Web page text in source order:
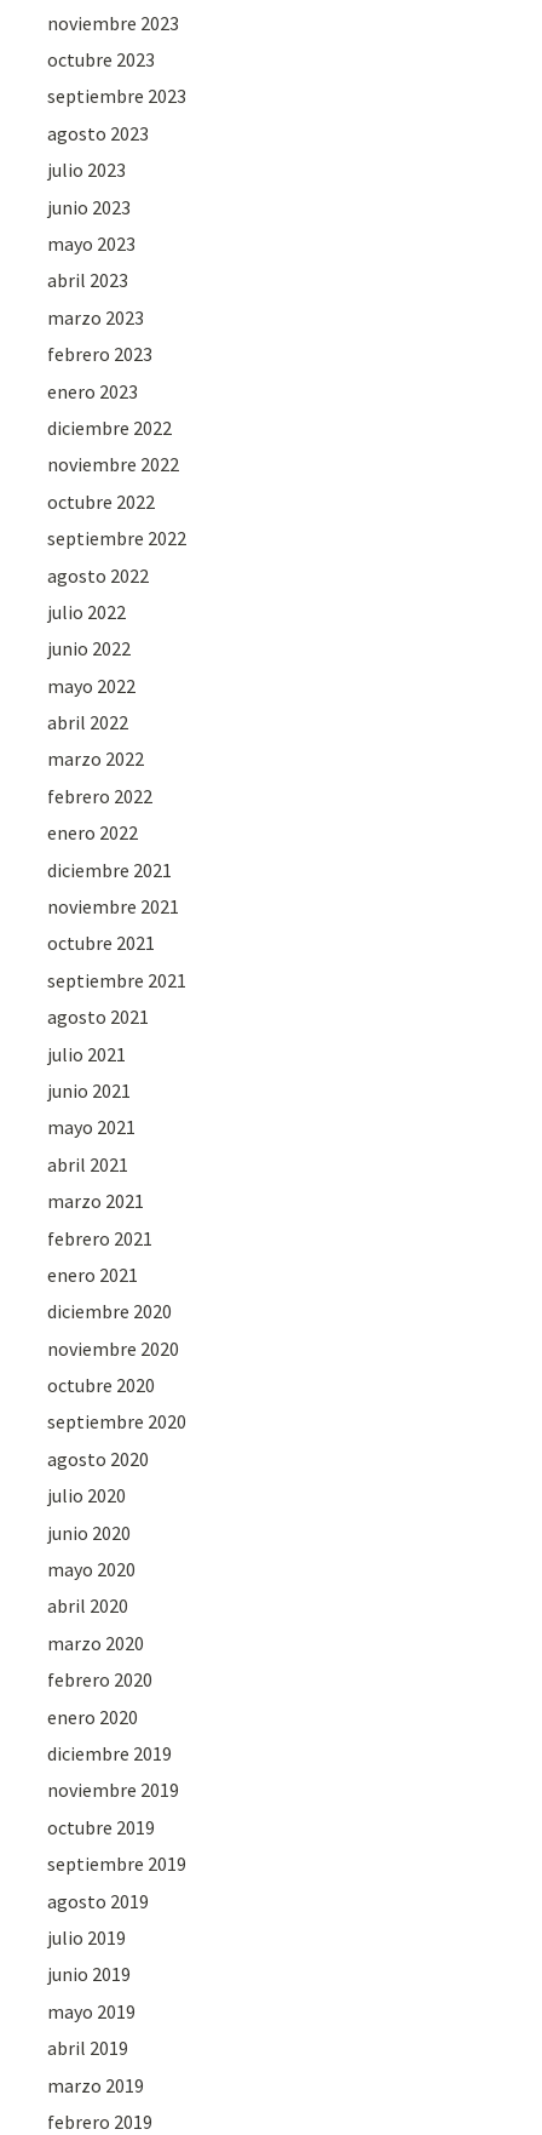
noviembre 2023
octubre 2023
septiembre 2023
agosto 2023
julio 2023
junio 2023
mayo 2023
abril 2023
marzo 2023
febrero 2023
enero 2023
diciembre 2022
noviembre 2022
octubre 2022
septiembre 2022
agosto 2022
julio 2022
junio 2022
mayo 2022
abril 2022
marzo 2022
febrero 2022
enero 2022
diciembre 2021
noviembre 2021
octubre 2021
septiembre 2021
agosto 2021
julio 2021
junio 2021
mayo 2021
abril 2021
marzo 2021
febrero 2021
enero 2021
diciembre 2020
noviembre 2020
octubre 2020
septiembre 2020
agosto 2020
julio 2020
junio 2020
mayo 2020
abril 2020
marzo 2020
febrero 2020
enero 2020
diciembre 2019
noviembre 2019
octubre 2019
septiembre 2019
agosto 2019
julio 2019
junio 2019
mayo 2019
abril 2019
marzo 2019
febrero 2019